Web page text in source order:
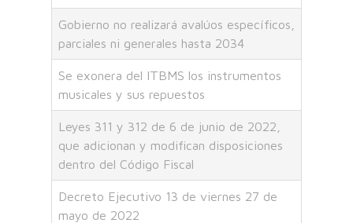
Gobierno no realizará avalúos específicos,
parciales ni generales hasta 2034
Se exonera del ITBMS los instrumentos
musicales y sus repuestos
Leyes 311 y 312 de 6 de junio de 2022,
que adicionan y modifican disposiciones
dentro del Código Fiscal
Decreto Ejecutivo 13 de viernes 27 de
mayo de 2022